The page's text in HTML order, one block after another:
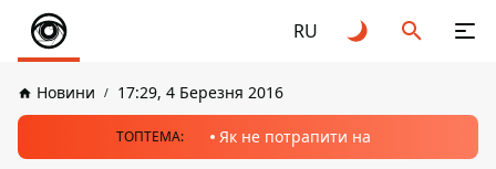
RU
Новини 17:29, 4 Березня 2016
ТОПТЕМА: Як не потрапити на